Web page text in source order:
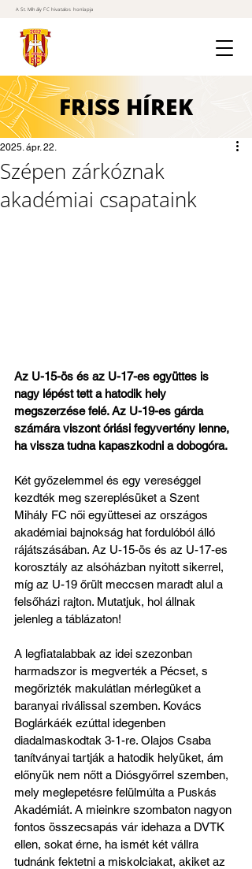
A St. Mihály FC hivatalos honlapja
FRISS HÍREK
Szépen zárkóznak
akadémiai csapataink
2025. ápr. 22.
Az U-15-ös és az U-17-es együttes is
nagy lépést tett a hatodik hely
megszerzése felé. Az U-19-es gárda
számára viszont óriási fegyvertény lenne,
ha vissza tudna kapaszkodni a dobogóra.
Két győzelemmel és egy vereséggel
kezdték meg szereplésüket a Szent
Mihály FC női együttesei az országos
akadémiai bajnokság hat fordulóból álló
rájátszásában. Az U-15-ös és az U-17-es
korosztály az alsóházban nyitott sikerrel,
míg az U-19 őrült meccsen maradt alul a
felsőházi rajton. Mutatjuk, hol állnak
jelenleg a táblázaton!
A legfiatalabbak az idei szezonban
harmadszor is megverték a Pécset, s
megőrizték makulátlan mérlegüket a
baranyai riválissal szemben. Kovács
Boglárkáék ezúttal idegenben
diadalmaskodtak 3-1-re. Olajos Csaba
tanítványai tartják a hatodik helyüket, ám
előnyük nem nőtt a Diósgyőrrel szemben,
mely meglepetésre felülmúlta a Puskás
Akadémiát. A mieinkre szombaton nagyon
fontos összecsapás vár idehaza a DVTK
ellen, sokat érne, ha ismét két vállra
tudnánk fektetni a miskolciakat, akiket az